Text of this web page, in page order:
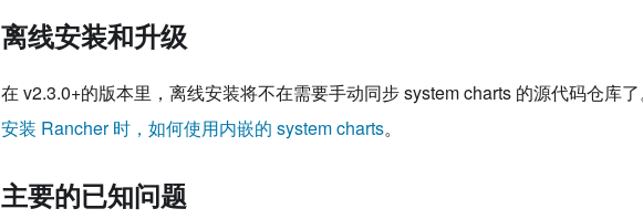
离线安装和升级
在 v2.3.0+的版本里，离线安装将不在需要手动同步 system charts 的源代码仓库
安装 Rancher 时，如何使用内嵌的 system charts。
主要的已知问题